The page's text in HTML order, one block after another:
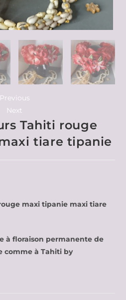
Previous
Next
Tahiti rouge
tiare tipanie
maxi tipanie maxi tiare
à floraison permanente de
comme à Tahiti by